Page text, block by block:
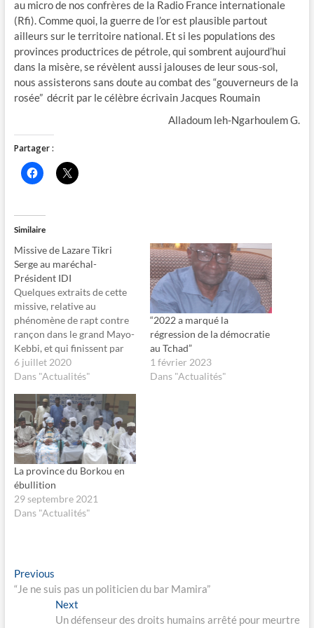
au micro de nos confrères de la Radio France internationale
(Rfi). Comme quoi, la guerre de l’or est plausible partout
ailleurs sur le territoire national. Et si les populations des
provinces productrices de pétrole, qui sombrent aujourd’hui
dans la misère, se révèlent aussi jalouses de leur sous-sol,
nous assisterons sans doute au combat des “gouverneurs de la
rosée” décrit par le célèbre écrivain Jacques Roumain
Alladoum leh-Ngarhoulem G.
Partager :
C
l
e
z
p
u
r
p
a
r
t
a
g
e
r
s
u
r
F
a
e
b
o
o
k
(
o
u
v
r
e
d
a
n
o
u
v
C
l
u
r
p
r
t
a
g
e
r
s
u
X
(
u
v
r
e
d
a
n
s
u
n
o
u
n
ê
t
r
Similaire
Missive de Lazare Tikri
Serge au maréchal-
Président IDI
Quelques extraits de cette
missive, relative au
phénomène de rapt contre
rançon dans le grand Mayo-
Kebbi, et qui finissent par
vingt trois questions vous
sont proposé. (…) Le
qualité de modeste citoyen,
je me fais l’honneur de vous
écrire pour porter à votre
illustre attention…
6 juillet 2020
Dans "Actualités"
“2022 a marqué la
régression de la démocratie
au Tchad”
1 février 2023
Dans "Actualités"
La province du Borkou en
ébullition
29 septembre 2021
Dans "Actualités"
Navigation
de
l’article
PreviousPrevious
post:
“Je ne suis pas un politicien du bar Mamira”
Next
post:
Un défenseur des droits humains arrêté pour meurtre